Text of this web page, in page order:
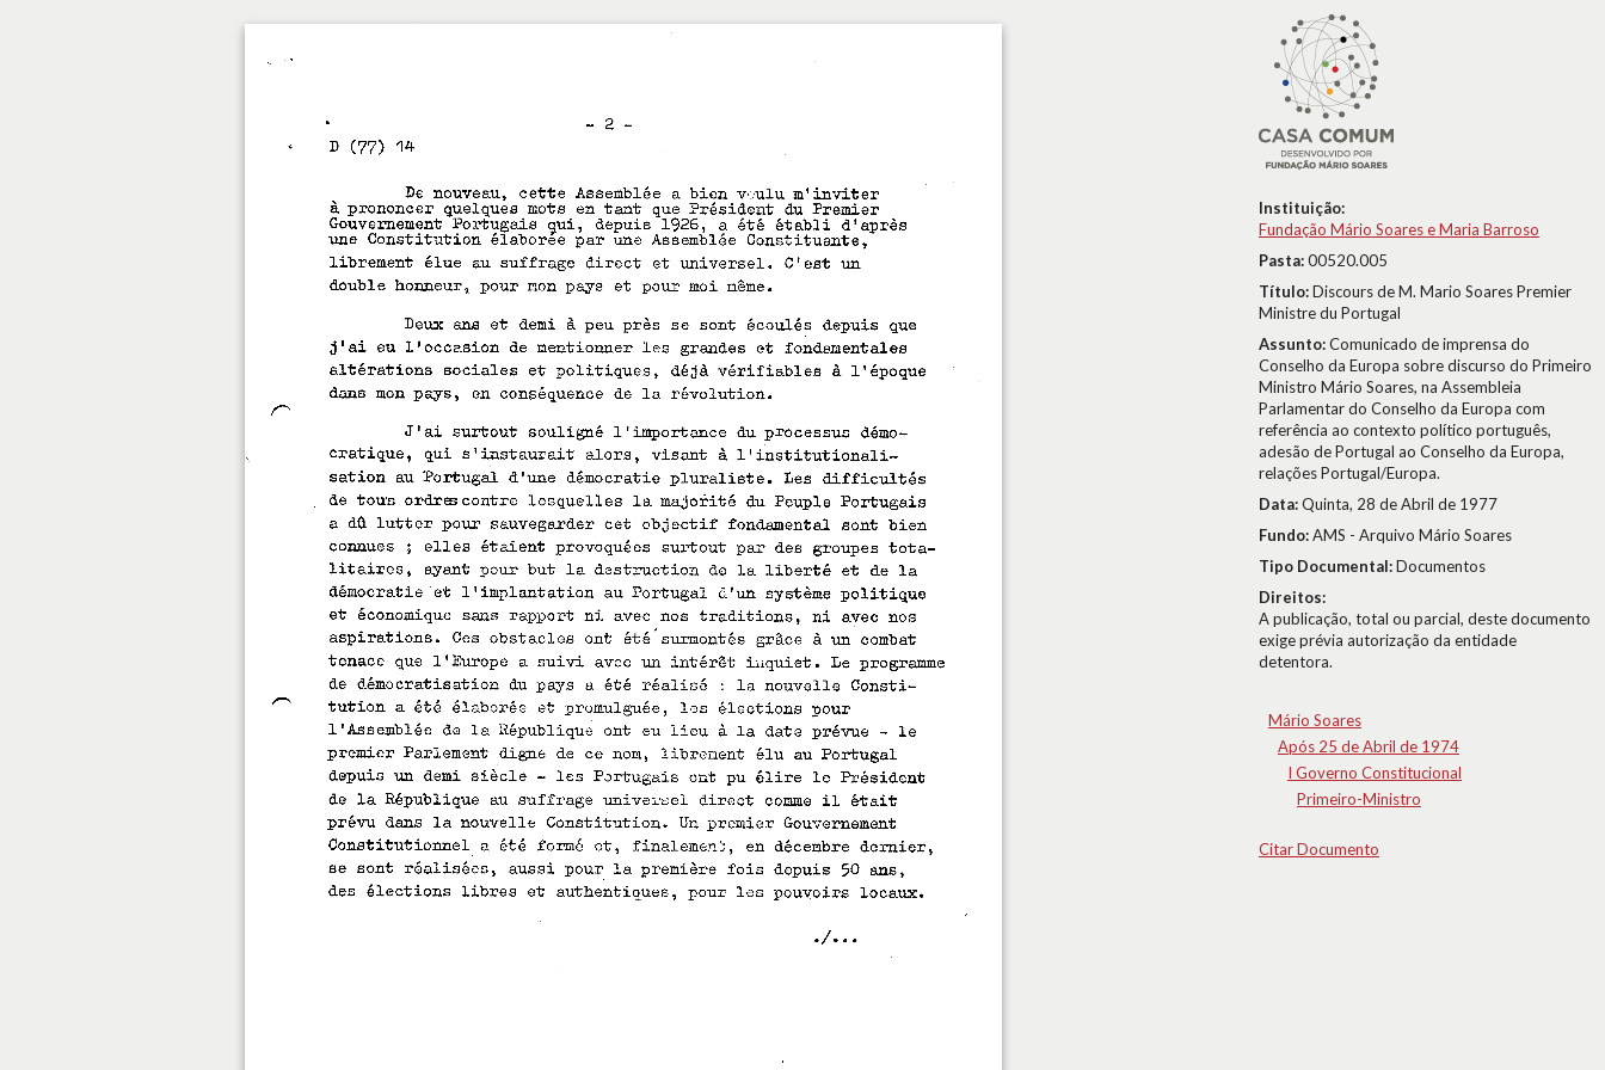
Instituição:
Fundação Mário Soares e Maria Barroso
Pasta:00520.005
Título:Discours de M. Mario Soares Premier
Ministre du Portugal
Assunto:Comunicado de imprensa do
Conselho da Europa sobre discurso do Primeiro
Ministro Mário Soares, na Assembleia
Parlamentar do Conselho da Europa com
referência ao contexto político português,
adesão de Portugal ao Conselho da Europa,
relações Portugal/Europa.
Data:Quinta, 28 de Abril de 1977
Fundo:AMS - Arquivo Mário Soares
Tipo Documental:Documentos
Direitos:
A publicação, total ou parcial, deste documento
exige prévia autorização da entidade
detentora.
Mário Soares
Após 25 de Abril de 1974
I Governo Constitucional
Primeiro-Ministro
Citar Documento